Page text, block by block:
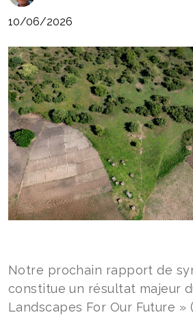
10/06/2026
Notre prochain rapport de
constitue un résultat majeur
Landscapes For Our Future »